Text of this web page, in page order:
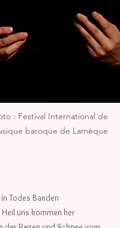
: Festival International de
baroque de Lamèque
Todes Banden
uns kommen her